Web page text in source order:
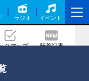
ラジオ イベント
クアップ 新着記事